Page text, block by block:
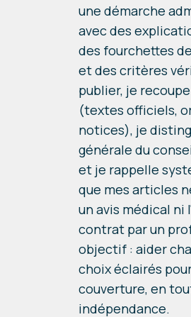
une démarche
avec des
des fourchettes
et des critères
publier, je
(textes officiels,
notices), je
générale du
et je rappelle
que mes articles
un avis médical ni
contrat par un
objectif : aider
choix éclairés
couverture, en
indépendance.